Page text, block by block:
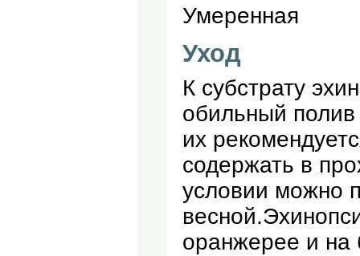
Умеренная
Уход
К субстрату
обильный
их
содержать в
условии можно
оранжерее и на